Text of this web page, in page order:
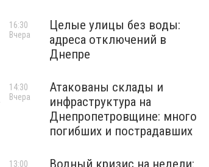
Целые улицы без воды:
адреса отключений в
Днепре
16:30
Вчера
Атакованы склады и
инфраструктура на
Днепропетровщине: много
погибших и пострадавших
14:30
Вчера
Водный кризис на недели:
13:00